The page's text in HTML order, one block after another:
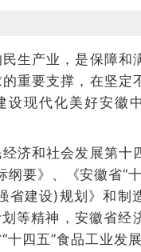
生产业，是保障和
重要支撑，在坚定
设现代化美好安徽
济和社会发展第十
要》、《安徽省“
省建设)规划》和制
划等精神，安徽省经
十四五”食品工业发